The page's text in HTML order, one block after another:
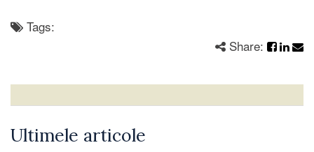
Tags:
Share:
Ultimele articole